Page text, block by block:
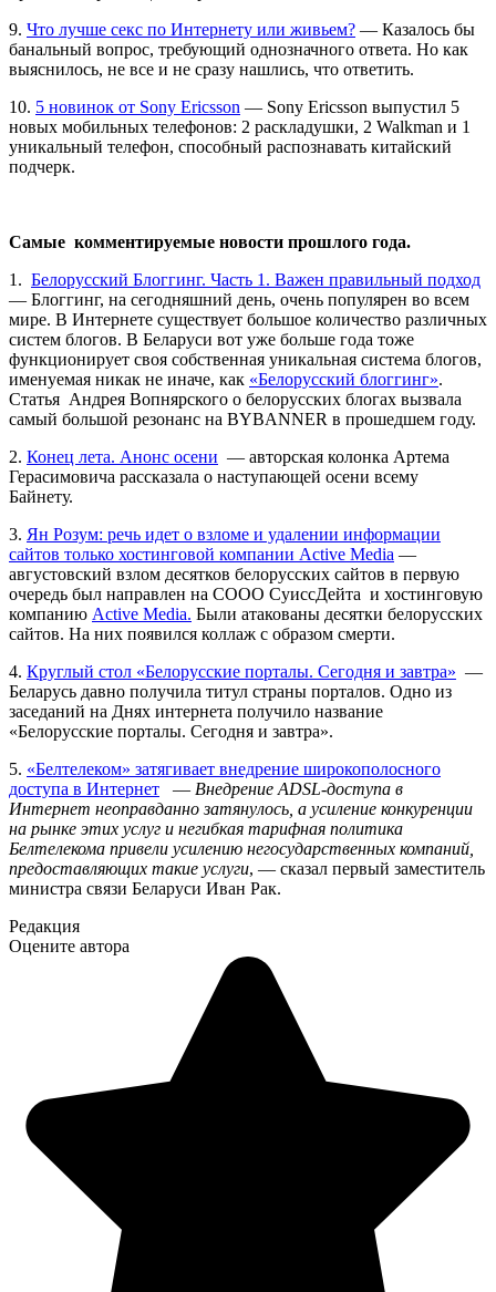
9. Что лучше секс по Интернету или живьем? — Казалось бы
банальный вопрос, требующий однозначного ответа. Но как
выяснилось, не все и не сразу нашлись, что ответить.
10. 5 новинок от Sony Ericsson — Sony Ericsson выпустил 5
новых мобильных телефонов: 2 раскладушки, 2 Walkman и 1
уникальный телефон, способный распознавать китайский
подчерк.
Самые комментируемые новости прошлого года.
1. Белорусский Блоггинг. Часть 1. Важен правильный подход
— Блоггинг, на сегодняшний день, очень популярен во всем
мире. В Интернете существует большое количество различных
систем блогов. В Беларуси вот уже больше года тоже
функционирует своя собственная уникальная система блогов,
именуемая никак не иначе, как «Белорусский блоггинг».
Статья Андрея Вопнярского о белорусских блогах вызвала
самый большой резонанс на BYBANNER в прошедшем году.
2. Конец лета. Анонс осени — авторская колонка Артема
Герасимовича рассказала о наступающей осени всему
Байнету.
3. Ян Розум: речь идет о взломе и удалении информации
сайтов только хостинговой компании Active Media —
августовский взлом десятков белорусских сайтов в первую
очередь был направлен на СООО СуиссДейта и хостинговую
компанию Active Media. Были атакованы десятки белорусских
сайтов. На них появился коллаж с образом смерти.
4. Круглый стол «Белорусские порталы. Сегодня и завтра» —
Беларусь давно получила титул страны порталов. Одно из
заседаний на Днях интернета получило название
«Белорусские порталы. Сегодня и завтра».
5. «Белтелеком» затягивает внедрение широкополосного
доступа в Интернет — Внедрение ADSL-доступа в
Интернет неоправданно затянулось, а усиление конкуренции
на рынке этих услуг и негибкая тарифная политика
Белтелекома привели усилению негосударственных компаний,
предоставляющих такие услуги, — сказал первый заместитель
министра связи Беларуси Иван Рак.
Редакция
Оцените автора